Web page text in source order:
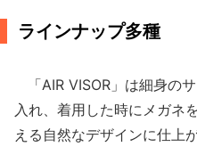
ラインナップ多種
「AIR VISOR」は細身の
入れ、着用した時にメガネ
える自然なデザインに仕上